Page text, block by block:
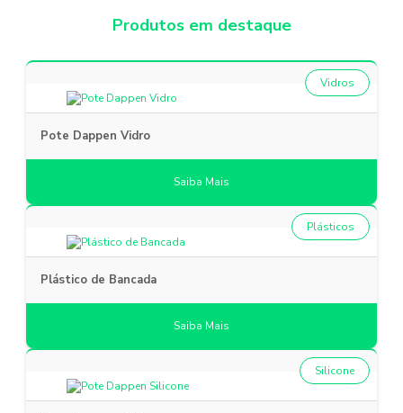
Produtos em destaque
Pote Dappen Vidro
Vidros
Saiba Mais
Plástico de Bancada
Plásticos
Saiba Mais
Silicone